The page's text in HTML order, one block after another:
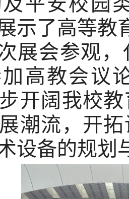
会的教育
案越来越
区看到，
育类、实
平安校园
示了高等教
展会参观
加高教会议